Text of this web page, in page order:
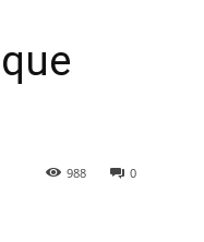
0
988